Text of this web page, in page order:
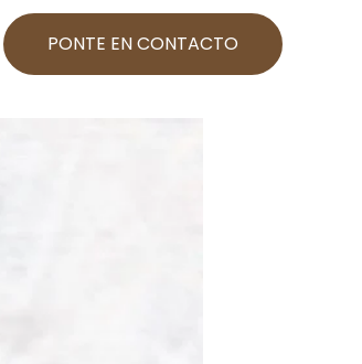
PONTE EN CONTACTO